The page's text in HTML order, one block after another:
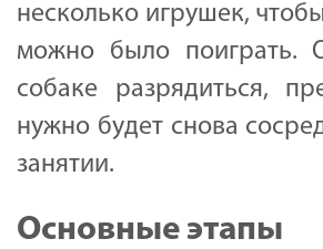
несколько игрушек,
можно было поиграть.
собаке разрядиться,
нужно будет снова
занятии.
Основные этапы